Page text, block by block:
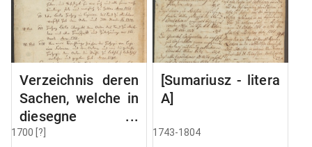
Verzeichnis deren
Sachen, welche in
diesegne
Volumine MSC
1700 [?]
[Sumariusz - litera
A]
1743-1804